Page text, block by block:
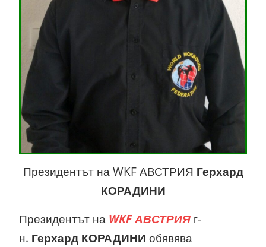
Президентът на WKF АВСТРИЯ Герхард
КОРАДИНИ
Президентът на WKF АВСТРИЯ г-
н. Герхард КОРАДИНИ обявява